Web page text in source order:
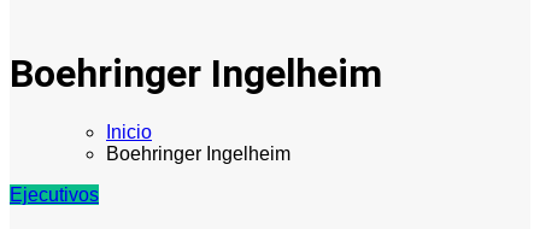
Boehringer Ingelheim
Inicio
Boehringer Ingelheim
Ejecutivos